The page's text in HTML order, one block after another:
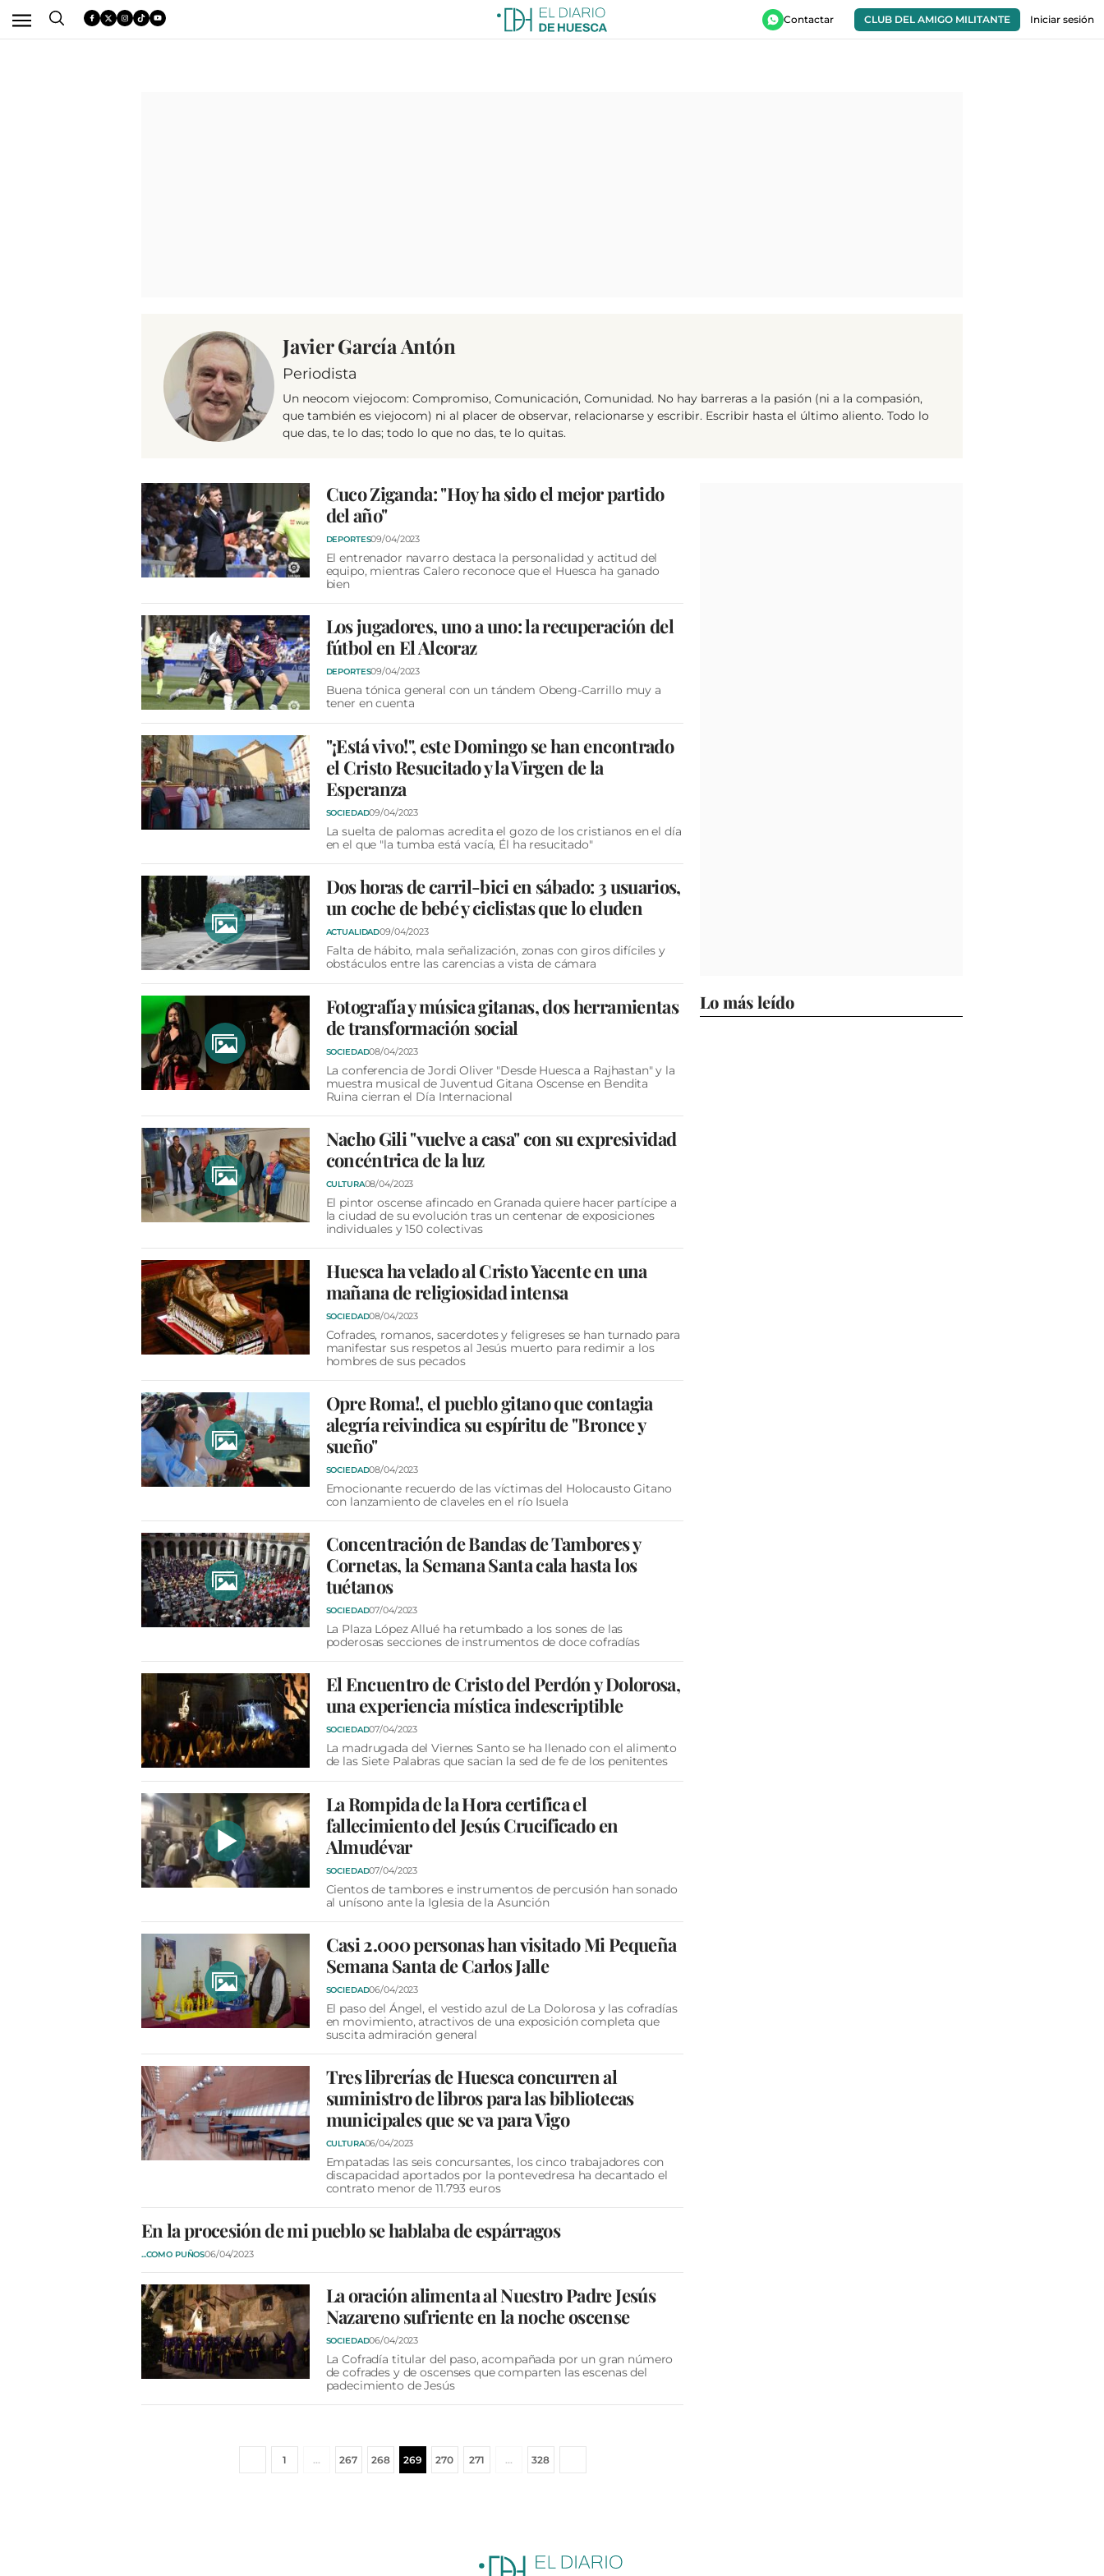
Contactar CLUB DEL AMIGO MILITANTE Iniciar sesión
Javier García Antón
Periodista
Un neocom viejocom: Compromiso, Comunicación, Comunidad. No hay barreras a la pasión (ni a la compasión,
que también es viejocom) ni al placer de observar, relacionarse y escribir. Escribir hasta el último aliento. Todo lo
que das, te lo das; todo lo que no das, te lo quitas.
Cuco Ziganda: "Hoy ha sido el mejor partido
del año"
DEPORTES09/04/2023
El entrenador navarro destaca la personalidad y actitud del
equipo, mientras Calero reconoce que el Huesca ha ganado
bien
Los jugadores, uno a uno: la recuperación del
fútbol en El Alcoraz
DEPORTES09/04/2023
Buena tónica general con un tándem Obeng-Carrillo muy a
tener en cuenta
"¡Está vivo!", este Domingo se han encontrado
el Cristo Resucitado y la Virgen de la
Esperanza
SOCIEDAD09/04/2023
La suelta de palomas acredita el gozo de los cristianos en el día
en el que "la tumba está vacía, Él ha resucitado"
Dos horas de carril-bici en sábado: 3 usuarios,
un coche de bebé y ciclistas que lo eluden
ACTUALIDAD09/04/2023
Falta de hábito, mala señalización, zonas con giros difíciles y
obstáculos entre las carencias a vista de cámara
Fotografía y música gitanas, dos herramientas
de transformación social
SOCIEDAD08/04/2023
La conferencia de Jordi Oliver "Desde Huesca a Rajhastan" y la
muestra musical de Juventud Gitana Oscense en Bendita
Ruina cierran el Día Internacional
Nacho Gili "vuelve a casa" con su expresividad
concéntrica de la luz
CULTURA08/04/2023
El pintor oscense afincado en Granada quiere hacer partícipe a
la ciudad de su evolución tras un centenar de exposiciones
individuales y 150 colectivas
Huesca ha velado al Cristo Yacente en una
mañana de religiosidad intensa
SOCIEDAD08/04/2023
Cofrades, romanos, sacerdotes y feligreses se han turnado para
manifestar sus respetos al Jesús muerto para redimir a los
hombres de sus pecados
Opre Roma!, el pueblo gitano que contagia
alegría reivindica su espíritu de "Bronce y
sueño"
SOCIEDAD08/04/2023
Emocionante recuerdo de las víctimas del Holocausto Gitano
con lanzamiento de claveles en el río Isuela
Concentración de Bandas de Tambores y
Cornetas, la Semana Santa cala hasta los
tuétanos
SOCIEDAD07/04/2023
La Plaza López Allué ha retumbado a los sones de las
poderosas secciones de instrumentos de doce cofradías
El Encuentro de Cristo del Perdón y Dolorosa,
una experiencia mística indescriptible
SOCIEDAD07/04/2023
La madrugada del Viernes Santo se ha llenado con el alimento
de las Siete Palabras que sacian la sed de fe de los penitentes
La Rompida de la Hora certifica el
fallecimiento del Jesús Crucificado en
Almudévar
SOCIEDAD07/04/2023
Cientos de tambores e instrumentos de percusión han sonado
al unísono ante la Iglesia de la Asunción
Casi 2.000 personas han visitado Mi Pequeña
Semana Santa de Carlos Jalle
SOCIEDAD06/04/2023
El paso del Ángel, el vestido azul de La Dolorosa y las cofradías
en movimiento, atractivos de una exposición completa que
suscita admiración general
Tres librerías de Huesca concurren al
suministro de libros para las bibliotecas
municipales que se va para Vigo
CULTURA06/04/2023
Empatadas las seis concursantes, los cinco trabajadores con
discapacidad aportados por la pontevedresa ha decantado el
contrato menor de 11.793 euros
En la procesión de mi pueblo se hablaba de espárragos
...COMO PUÑOS06/04/2023
La oración alimenta al Nuestro Padre Jesús
Nazareno sufriente en la noche oscense
SOCIEDAD06/04/2023
La Cofradía titular del paso, acompañada por un gran número
de cofrades y de oscenses que comparten las escenas del
padecimiento de Jesús
1 … 267 268 269 270 271 … 328
Lo más leído